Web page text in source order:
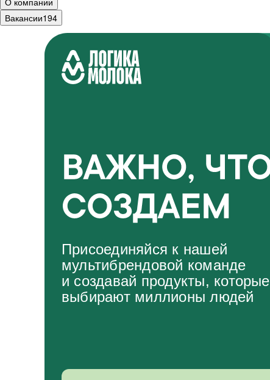
Вакансии194
Присоединяйся к нашей
мультибрендовой команде
и создавай продукты, которые
выбирают миллионы людей